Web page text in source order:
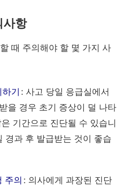
사항
때 주의해야 할 몇 가지 사
기 : 사고 당일 응급실에서
을 경우 초기 증상이 덜 나타
기간으로 진단될 수 있습니
경과 후 발급받는 것이 좋습
주의 : 의사에게 과장된 진단